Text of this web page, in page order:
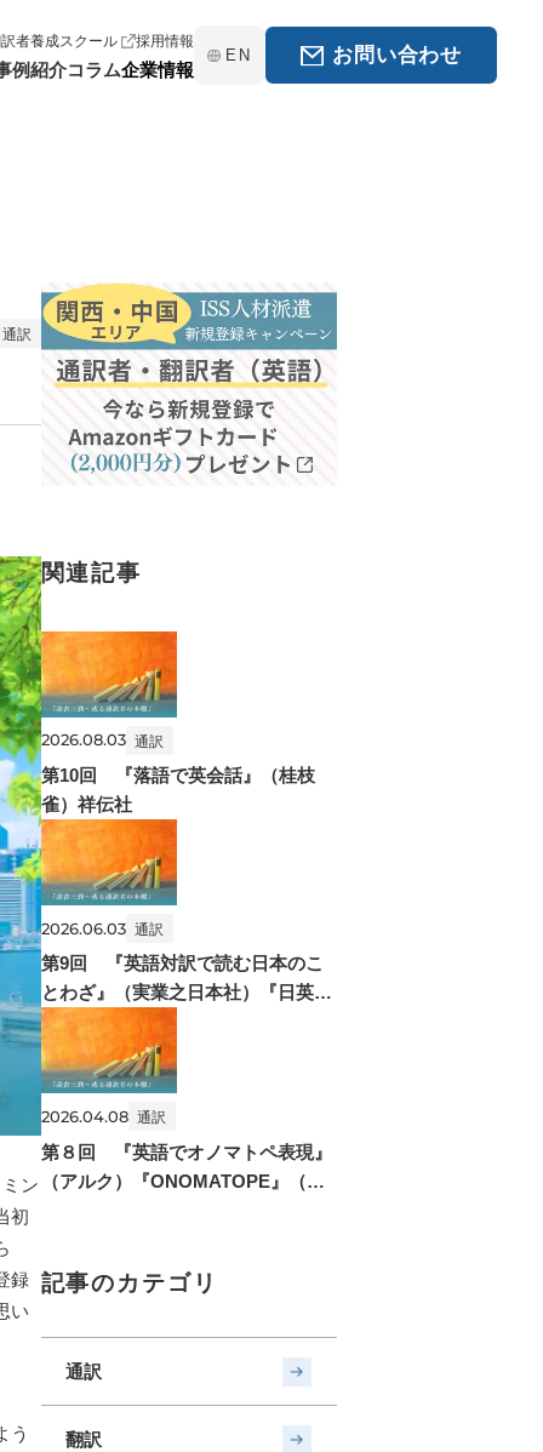
者養成スクール 採用情報
例紹介コラム企業情報
EN お問い合わせ
通訳
ン
初
録
い
う
関連記事
2026.08.03 通訳
第10回 『落語で英会話』（桂枝
雀）祥伝社
2026.06.03 通訳
第9回 『英語対訳で読む日本のこ
とわざ』（実業之日本社）『日英比
較ことわざ事典』（創元社）
2026.04.08 通訳
第８回 『英語でオノマトペ表現』
（アルク）『ONOMATOPE』（ナ
記事のカテゴリ
通訳
翻訳